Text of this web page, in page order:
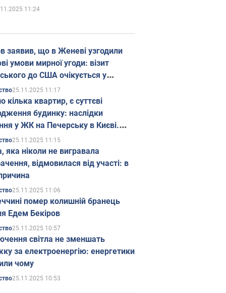
11:24
заявив, що в Женеві узгодили
умови мирної угоди: візит
до США очікується у
25.11.2025 11:17
кілька квартир, є суттєві
будинку: наслідки
у ЖК на Печерську в Києві.
25.11.2025 11:15
яка ніколи не вигравала
відмовилася від участі: в
25.11.2025 11:06
помер колишній бранець
Едем Бекіров
25.11.2025 10:57
світла не зменшать
за електроенергію: енергетики
чому
25.11.2025 10:53